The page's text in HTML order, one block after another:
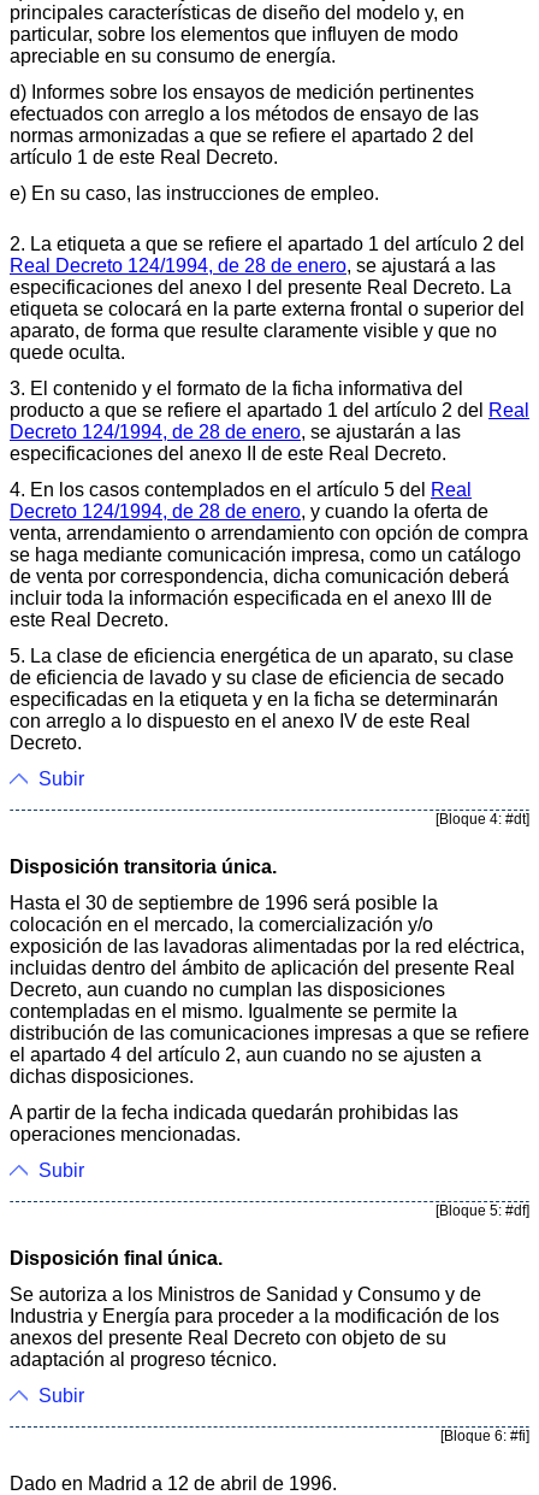
principales características de diseño del modelo y, en
particular, sobre los elementos que influyen de modo
apreciable en su consumo de energía.
d) Informes sobre los ensayos de medición pertinentes
efectuados con arreglo a los métodos de ensayo de las
normas armonizadas a que se refiere el apartado 2 del
artículo 1 de este Real Decreto.
e) En su caso, las instrucciones de empleo.
2. La etiqueta a que se refiere el apartado 1 del artículo 2 del
Real Decreto 124/1994, de 28 de enero, se ajustará a las
especificaciones del anexo I del presente Real Decreto. La
etiqueta se colocará en la parte externa frontal o superior del
aparato, de forma que resulte claramente visible y que no
quede oculta.
3. El contenido y el formato de la ficha informativa del
producto a que se refiere el apartado 1 del artículo 2 del Real
Decreto 124/1994, de 28 de enero, se ajustarán a las
especificaciones del anexo II de este Real Decreto.
4. En los casos contemplados en el artículo 5 del Real
Decreto 124/1994, de 28 de enero, y cuando la oferta de
venta, arrendamiento o arrendamiento con opción de compra
se haga mediante comunicación impresa, como un catálogo
de venta por correspondencia, dicha comunicación deberá
incluir toda la información especificada en el anexo III de
este Real Decreto.
5. La clase de eficiencia energética de un aparato, su clase
de eficiencia de lavado y su clase de eficiencia de secado
especificadas en la etiqueta y en la ficha se determinarán
con arreglo a lo dispuesto en el anexo IV de este Real
Decreto.
Subir
[Bloque 4: #dt]
Disposición transitoria única.
Hasta el 30 de septiembre de 1996 será posible la
colocación en el mercado, la comercialización y/o
exposición de las lavadoras alimentadas por la red eléctrica,
incluidas dentro del ámbito de aplicación del presente Real
Decreto, aun cuando no cumplan las disposiciones
contempladas en el mismo. Igualmente se permite la
distribución de las comunicaciones impresas a que se refiere
el apartado 4 del artículo 2, aun cuando no se ajusten a
dichas disposiciones.
A partir de la fecha indicada quedarán prohibidas las
operaciones mencionadas.
Subir
[Bloque 5: #df]
Disposición final única.
Se autoriza a los Ministros de Sanidad y Consumo y de
Industria y Energía para proceder a la modificación de los
anexos del presente Real Decreto con objeto de su
adaptación al progreso técnico.
Subir
[Bloque 6: #fi]
Dado en Madrid a 12 de abril de 1996.